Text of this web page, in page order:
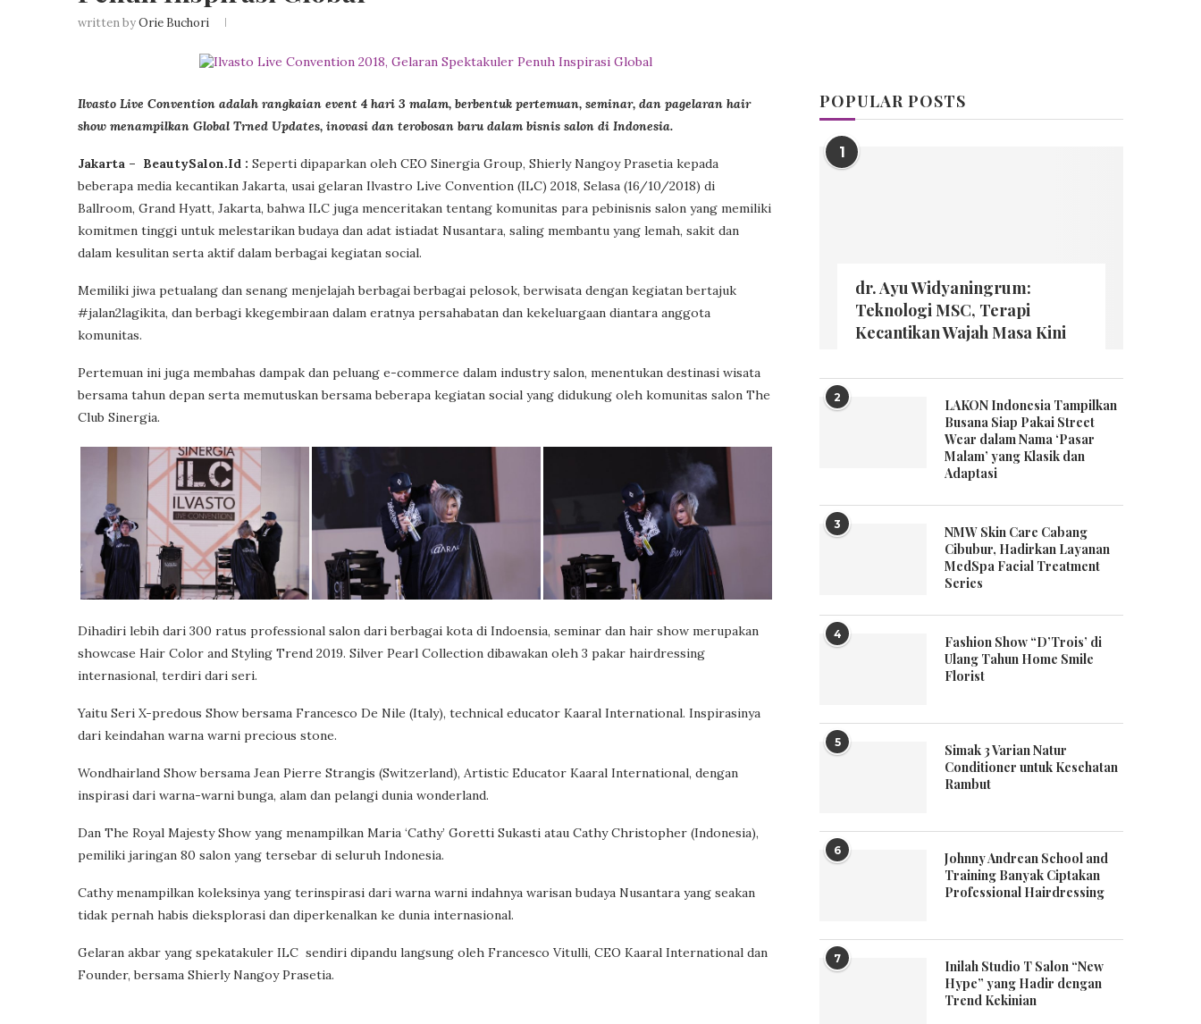
written byOrie Buchori
Ilvasto Live Convention adalah rangkaian event 4 hari 3 malam, berbentuk pertemuan, seminar, dan pagelaran hair
show menampilkan Global Trned Updates, inovasi dan terobosan baru dalam bisnis salon di Indonesia.
Jakarta – BeautySalon.Id : Seperti dipaparkan oleh CEO Sinergia Group, Shierly Nangoy Prasetia kepada
beberapa media kecantikan Jakarta, usai gelaran Ilvastro Live Convention (ILC) 2018, Selasa (16/10/2018) di
Ballroom, Grand Hyatt, Jakarta, bahwa ILC juga menceritakan tentang komunitas para pebinisnis salon yang memiliki
komitmen tinggi untuk melestarikan budaya dan adat istiadat Nusantara, saling membantu yang lemah, sakit dan
dalam kesulitan serta aktif dalam berbagai kegiatan social.
Memiliki jiwa petualang dan senang menjelajah berbagai berbagai pelosok, berwisata dengan kegiatan bertajuk
#jalan2lagikita, dan berbagi kkegembiraan dalam eratnya persahabatan dan kekeluargaan diantara anggota
komunitas.
Pertemuan ini juga membahas dampak dan peluang e-commerce dalam industry salon, menentukan destinasi wisata
bersama tahun depan serta memutuskan bersama beberapa kegiatan social yang didukung oleh komunitas salon The
Club Sinergia.
Dihadiri lebih dari 300 ratus professional salon dari berbagai kota di Indoensia, seminar dan hair show merupakan
showcase Hair Color and Styling Trend 2019. Silver Pearl Collection dibawakan oleh 3 pakar hairdressing
internasional, terdiri dari seri.
Yaitu Seri X-predous Show bersama Francesco De Nile (Italy), technical educator Kaaral International. Inspirasinya
dari keindahan warna warni precious stone.
Wondhairland Show bersama Jean Pierre Strangis (Switzerland), Artistic Educator Kaaral International, dengan
inspirasi dari warna-warni bunga, alam dan pelangi dunia wonderland.
Dan The Royal Majesty Show yang menampilkan Maria ‘Cathy’ Goretti Sukasti atau Cathy Christopher (Indonesia),
pemiliki jaringan 80 salon yang tersebar di seluruh Indonesia.
Cathy menampilkan koleksinya yang terinspirasi dari warna warni indahnya warisan budaya Nusantara yang seakan
tidak pernah habis dieksplorasi dan diperkenalkan ke dunia internasional.
Gelaran akbar yang spekatakuler ILC sendiri dipandu langsung oleh Francesco Vitulli, CEO Kaaral International dan
Founder, bersama Shierly Nangoy Prasetia.
POPULAR POSTS
1
dr. Ayu Widyaningrum:
Teknologi MSC, Terapi
Kecantikan Wajah Masa Kini
2
LAKON Indonesia Tampilkan
Busana Siap Pakai Street
Wear dalam Nama ‘Pasar
Malam’ yang Klasik dan
Adaptasi
3
NMW Skin Care Cabang
Cibubur, Hadirkan Layanan
MedSpa Facial Treatment
Series
4
Fashion Show “D’Trois’ di
Ulang Tahun Home Smile
Florist
5
Simak 3 Varian Natur
Conditioner untuk Kesehatan
Rambut
6
Johnny Andrean School and
Training Banyak Ciptakan
Professional Hairdressing
7
Inilah Studio T Salon “New
Hype” yang Hadir dengan
Trend Kekinian